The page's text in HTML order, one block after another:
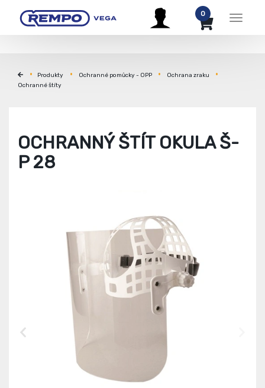
Menu
0
Produkty Ochranné pomůcky - OPP
Ochrana zraku
Ochranné štíty
OCHRANNÝ ŠTÍT OKULA Š-
P 28